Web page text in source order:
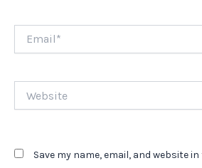
Save my name, email, and website